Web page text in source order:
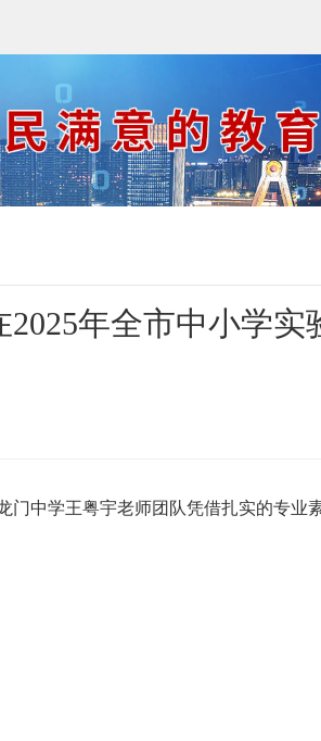
年全市中小学实
中学王粤宇老师团队凭借扎实的专业